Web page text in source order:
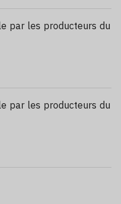
par les producteurs du
par les producteurs du